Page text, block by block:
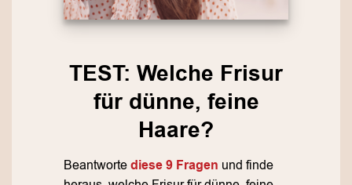
TEST: Welche Frisur
für dünne, feine
Haare?
Beantwortediese 9 Fragen und finde